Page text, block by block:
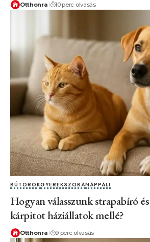
Otthonra 10 perc olvasás
BÚTOROKGYEREKSZOBANAPPALI
Hogyan válasszunk strapabíró
kárpitot háziállatok mellé?
Otthonra 9 perc olvasás